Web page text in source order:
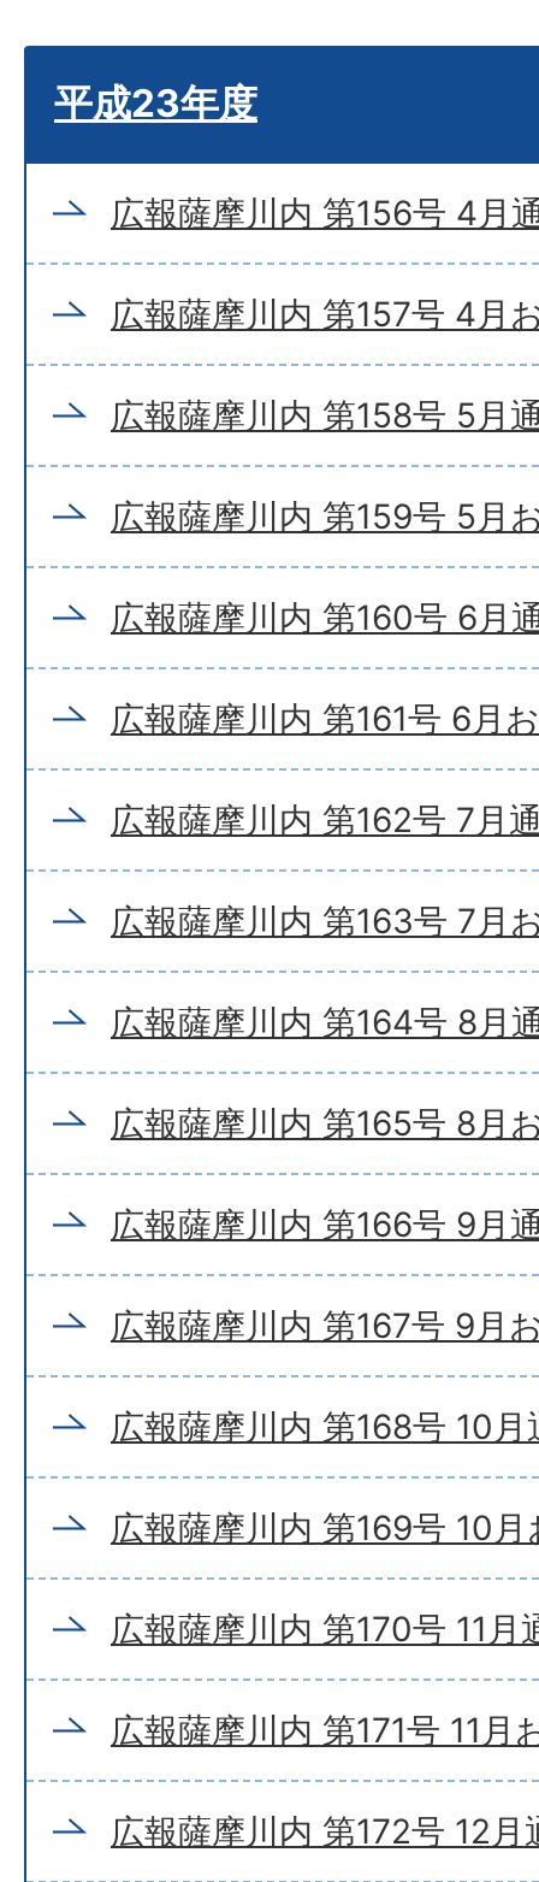
平成23年度
広報薩摩川内 第156号 4月
広報薩摩川内 第157号 4月
広報薩摩川内 第158号 5月
広報薩摩川内 第159号 5月
広報薩摩川内 第160号 6月
広報薩摩川内 第161号 6月
広報薩摩川内 第162号 7月
広報薩摩川内 第163号 7月
広報薩摩川内 第164号 8月
広報薩摩川内 第165号 8月
広報薩摩川内 第166号 9月
広報薩摩川内 第167号 9月
広報薩摩川内 第168号 10月
広報薩摩川内 第169号 10
広報薩摩川内 第170号 11月
広報薩摩川内 第171号 11月
広報薩摩川内 第172号 12月